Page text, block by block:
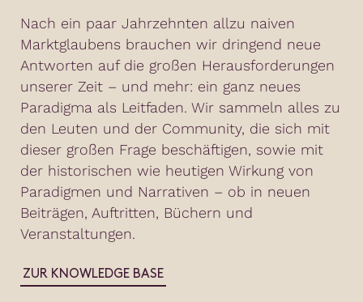
Nach ein paar Jahrzehnten allzu naiven
Marktglaubens brauchen wir dringend neue
Antworten auf die großen Herausforderungen
unserer Zeit – und mehr: ein ganz neues
Paradigma als Leitfaden. Wir sammeln alles zu
den Leuten und der Community, die sich mit
dieser großen Frage beschäftigen, sowie mit
der historischen wie heutigen Wirkung von
Paradigmen und Narrativen – ob in neuen
Beiträgen, Auftritten, Büchern und
Veranstaltungen.
ZUR KNOWLEDGE BASE